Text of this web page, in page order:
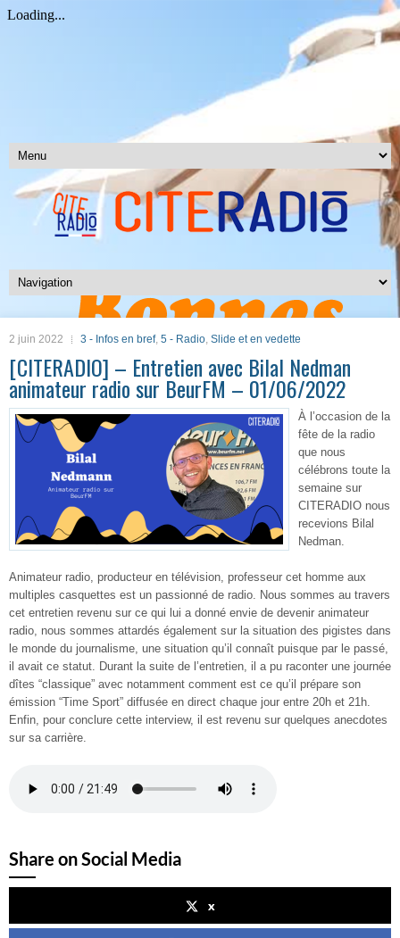
2 juin 2022 3 - Infos en bref, 5 - Radio, Slide et en vedette
[CITERADIO] – Entretien avec Bilal Nedman
animateur radio sur BeurFM – 01/06/2022
À l’occasion de la
fête de la radio
que nous
célébrons toute la
semaine sur
CITERADIO nous
recevions Bilal
Nedman.
Animateur radio, producteur en télévision, professeur cet homme aux
multiples casquettes est un passionné de radio. Nous sommes au travers
cet entretien revenu sur ce qui lui a donné envie de devenir animateur
radio, nous sommes attardés également sur la situation des pigistes dans
le monde du journalisme, une situation qu’il connaît puisque par le passé,
il avait ce statut. Durant la suite de l’entretien, il a pu raconter une journée
dîtes “classique” avec notamment comment est ce qu’il prépare son
émission “Time Sport” diffusée en direct chaque jour entre 20h et 21h.
Enfin, pour conclure cette interview, il est revenu sur quelques anecdotes
sur sa carrière.
Share on Social Media
x